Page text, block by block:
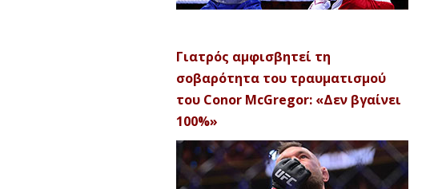
Γιατρός αμφισβητεί τη
σοβαρότητα του τραυματισμού
του Conor McGregor: «Δεν βγαίνει
100%»